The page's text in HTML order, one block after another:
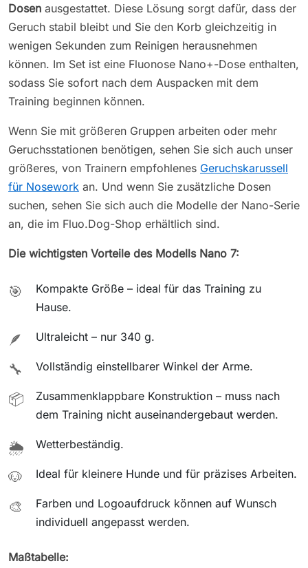
Dosen ausgestattet. Diese Lösung sorgt dafür, dass der
Geruch stabil bleibt und Sie den Korb gleichzeitig in
wenigen Sekunden zum Reinigen herausnehmen
können. Im Set ist eine Fluonose Nano+-Dose enthalten,
sodass Sie sofort nach dem Auspacken mit dem
Training beginnen können.
Wenn Sie mit größeren Gruppen arbeiten oder mehr
Geruchsstationen benötigen, sehen Sie sich auch unser
größeres, von Trainern empfohlenes Geruchskarussell
für Nosework an. Und wenn Sie zusätzliche Dosen
suchen, sehen Sie sich auch die Modelle der Nano-Serie
an, die im Fluo.Dog-Shop erhältlich sind.
Die wichtigsten Vorteile des Modells Nano 7:
🎯
Kompakte Größe – ideal für das Training zu
Hause.
🪶 Ultraleicht – nur 340 g.
🔧 Vollständig einstellbarer Winkel der Arme.
📦
Zusammenklappbare Konstruktion – muss nach
dem Training nicht auseinandergebaut werden.
🌦️ Wetterbeständig.
🐶 Ideal für kleinere Hunde und für präzises Arbeiten.
🎨
Farben und Logoaufdruck können auf Wunsch
individuell angepasst werden.
Maßtabelle: